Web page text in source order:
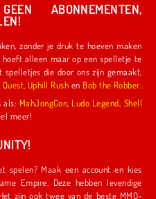
ABONNEMENTEN,
je druk te hoeven maken
alleen maar op een spelletje te
Quest Uphill Rush en Bob the Robber
We hebben ook andere populaire titels als: MahJongCon Ludo Legend Shell
veel meer!
spelen? Maak een account en kies
Empire. Deze hebben levendige
zijn ook twee van de beste MMO-